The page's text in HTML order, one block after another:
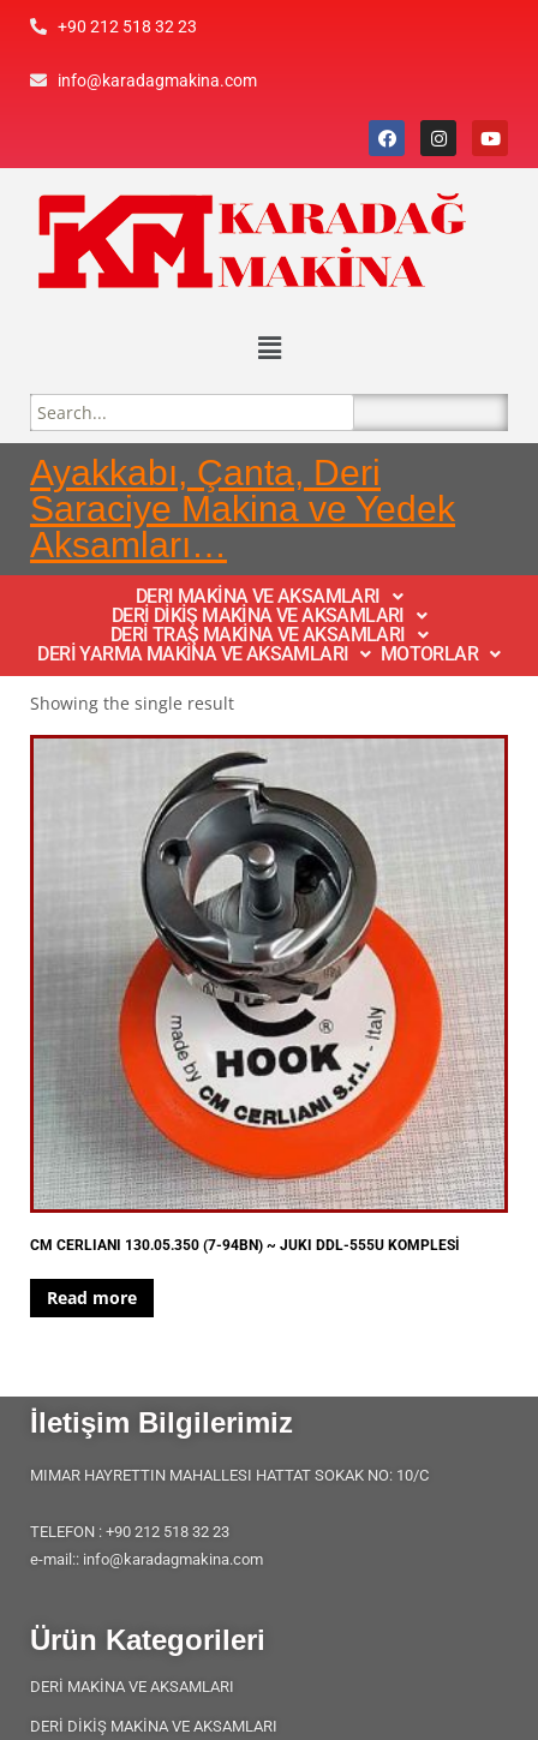
+90 212 518 32 23
info@karadagmakina.com
Ayakkabı, Çanta, Deri
Saraciye Makina ve Yedek
Aksamları…
DERI MAKİNA VE AKSAMLARI
DERİ DİKİŞ MAKİNA VE AKSAMLARI
DERİ TRAŞ MAKİNA VE AKSAMLARI
DERİ YARMA MAKİNA VE AKSAMLARI
MOTORLAR
Showing the single result
CM CERLIANI 130.05.350 (7-94BN) ~ JUKI DDL-555U KOMPLESİ
Read more
İletişim Bilgilerimiz
MIMAR HAYRETTIN MAHALLESI HATTAT SOKAK NO: 10/C
TELEFON : +90 212 518 32 23
e-mail:: info@karadagmakina.com
Ürün Kategorileri
DERİ MAKİNA VE AKSAMLARI
DERİ DİKİŞ MAKİNA VE AKSAMLARI